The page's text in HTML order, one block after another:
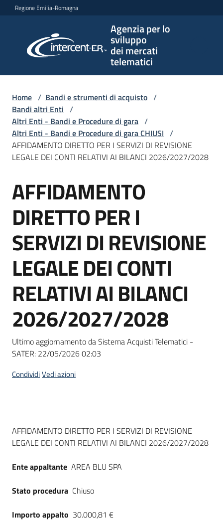
Vai al contenuto
Vai alla navigazione
Vai al footer
Regione Emilia-Romagna
Agenzia per lo
sviluppo
dei mercati
telematici
per lo
sviluppo
telematici
L'Agenzia
Bandi
e
di
Supporto
Piattaforme
telematiche
su
Home / Bandi e strumenti di acquisto /
Bandi altri Enti /
Altri Enti - Bandi e Procedure di gara /
Altri Enti - Bandi e Procedure di gara CHIUSI /
AFFIDAMENTO DIRETTO PER I SERVIZI DI REVISIONE
LEGALE DEI CONTI RELATIVI AI BILANCI 2026/2027/2028
Salta al contenuto
AFFIDAMENTO
DIRETTO PER I
SERVIZI DI REVISIONE
LEGALE DEI CONTI
RELATIVI AI BILANCI
2026/2027/2028
Ultimo aggiornamento da Sistema Acquisti Telematici -
SATER: 22/05/2026 02:03
CondividiVedi azioni
Dati del bando
AFFIDAMENTO DIRETTO PER I SERVIZI DI REVISIONE
LEGALE DEI CONTI RELATIVI AI BILANCI 2026/2027/2028
Ente appaltante AREA BLU SPA
Stato procedura Chiuso
Importo appalto 30.000,81 €